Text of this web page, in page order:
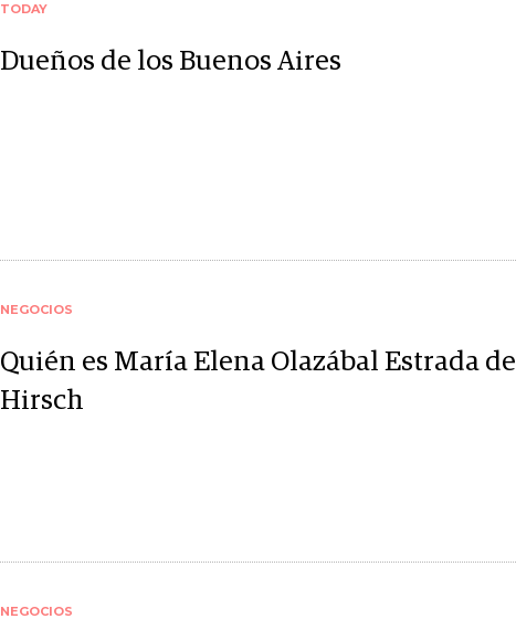
TODAY
Dueños de los Buenos Aires
NEGOCIOS
Quién es María Elena Olazábal Estrada de
Hirsch
NEGOCIOS